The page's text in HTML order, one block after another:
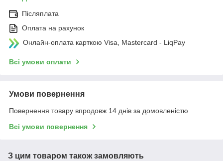
Післяплата
Оплата на рахунок
Онлайн-оплата карткою Visa, Mastercard - LiqPay
Всі умови оплати
Умови повернення
Повернення товару впродовж 14 днів за домовленістю
Всі умови повернення
З цим товаром також замовляють